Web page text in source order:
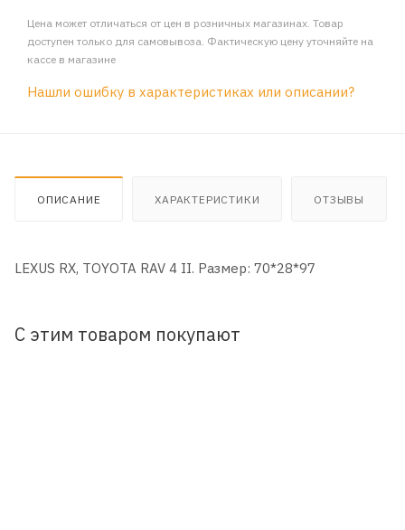
Цена может отличаться от цен в розничных магазинах. Товар
доступен только для самовывоза. Фактическую цену уточняйте на
кассе в магазине
Нашли ошибку в характеристиках или описании?
ОПИСАНИЕ ХАРАКТЕРИСТИКИ ОТЗЫВЫ
LEXUS RX, TOYOTA RAV 4 II. Размер: 70*28*97
С этим товаром покупают